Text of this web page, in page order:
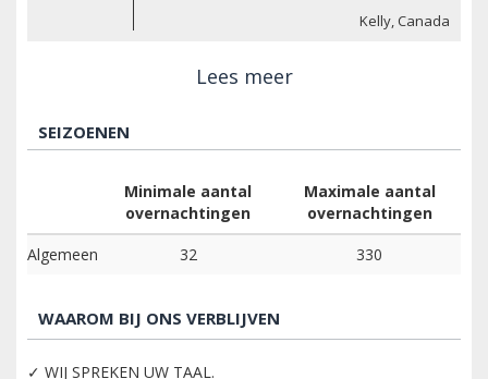
Kelly, Canada
Lees meer
SEIZOENEN
Minimale aantal
overnachtingen
Maximale aantal
overnachtingen
Algemeen
32 330
WAAROM BIJ ONS VERBLIJVEN
✓ WIJ SPREKEN UW TAAL.